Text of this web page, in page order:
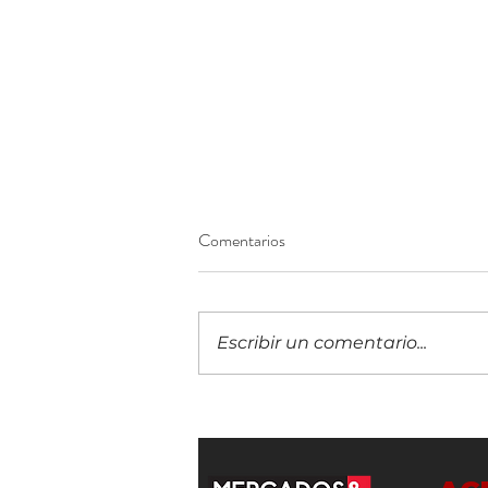
financiero! Llega a Guatemala la
IX edición del 5B Digital Summit
Comentarios
Escribir un comentario...